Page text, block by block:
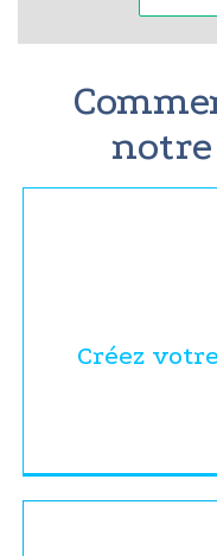
notre
Créez